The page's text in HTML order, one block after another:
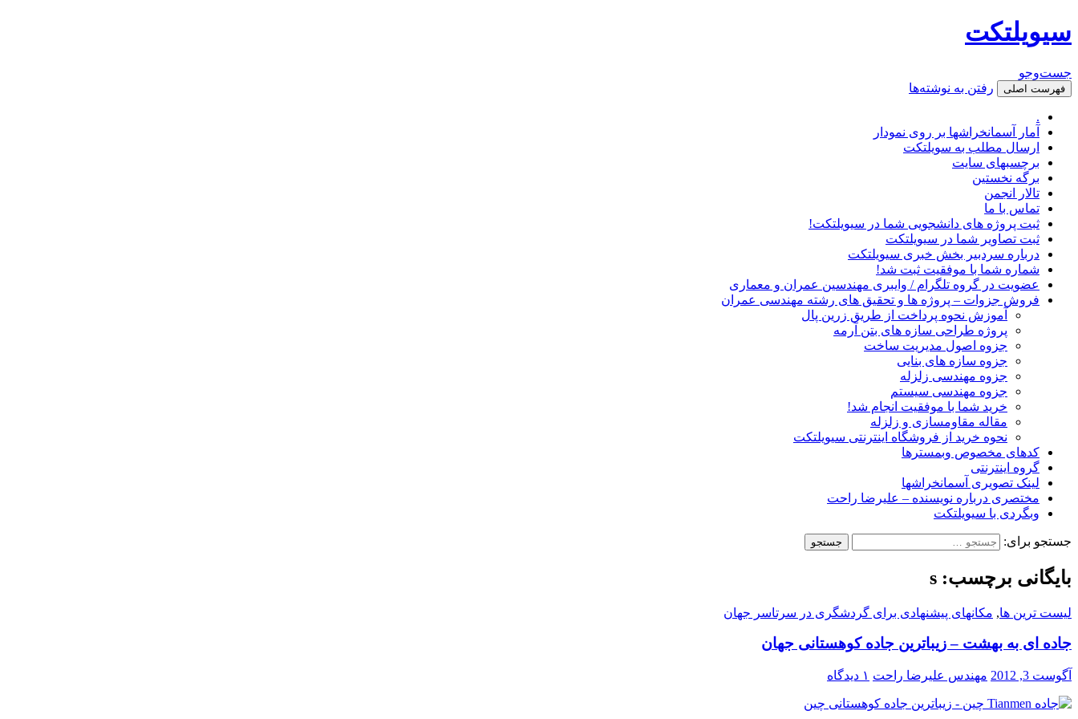
سیویلتکت
جست‌وجو
فهرست اصلی رفتن به نوشته‌ها
.
آمار آسمانخراشها بر روی نمودار
ارسال مطلب به سویلتکت
برچسبهای سایت
برگه نخستین
تالار انجمن
تماس با ما
ثبت پروژه های دانشجویی شما در سیویلتکت!
ثبت تصاویر شما در سیویلتکت
درباره سردبیر بخش خبری سیویلتکت
شماره شما با موفقیت ثبت شد!
عضویت در گروه تلگرام / وایبری مهندسین عمران و معماری
فروش جزوات – پروژه ها و تحقیق های رشته مهندسی عمران
آموزش نحوه پرداخت از طریق زرین پال
پروژه طراحی سازه های بتن آرمه
جزوه اصول مدیریت ساخت
جزوه سازه های بنایی
جزوه مهندسی زلزله
جزوه مهندسی سیستم
خرید شما با موفقیت انجام شد!
مقاله مقاومسازی و زلزله
نحوه خرید از فروشگاه اینترنتی سیویلتکت
کدهای مخصوص وبمسترها
گروه اینترنتی
لینک تصویری آسمانخراشها
مختصری درباره نویسنده – علیرضا راحت
وبگردی با سیویلتکت
جستجو برای:
بایگانی برچسب: s
لیست ترین ها, مکانهای پیشنهادی برای گردشگری در سرتاسر جهان
جاده ای به بهشت – زیباترین جاده کوهستانی جهان
آگوست 3, 2012 مهندس علیرضا راحت ۱ دیدگاه